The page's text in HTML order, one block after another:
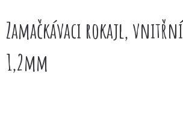
Zamačkávaci rokajl,
1,2mm